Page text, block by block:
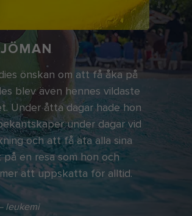
önskan om att få åka på
blev även hennes vildaste
Under åtta dagar hade hon
under dagar vid
och att få äta alla sina
en resa som hon och
att uppskatta för alltid.
leukemi